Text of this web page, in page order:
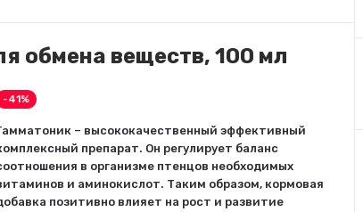
обмена веществ, 100 мл
-41%
– высококачественный эффективный
препарат. Он регулирует баланс
в организме птенцов необходимых
и аминокислот. Таким образом, кормовая
позитивно влияет на рост и развитие